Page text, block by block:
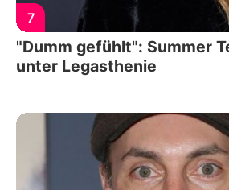
7
"Dumm gefühlt": Summer
unter Legasthenie